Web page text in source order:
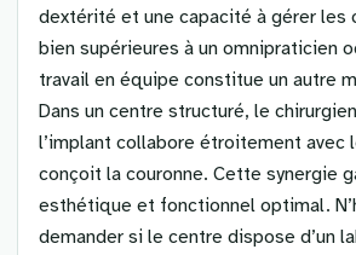
dextérité et une capacité à gérer les
bien supérieures à un omnipraticien
travail en équipe constitue un autre
Dans un centre structuré, le
l’implant collabore étroitement avec
conçoit la couronne. Cette synergie
esthétique et fonctionnel optimal.
demander si le centre dispose d’un